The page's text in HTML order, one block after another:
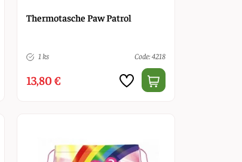
Thermotasche Paw Patrol
1 ks Code: 4218
13,80 €